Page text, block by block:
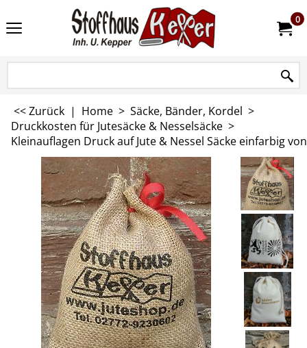
0
<< Zurück | Home > Säcke, Bänder, Kordel >
Druckkosten für Jutesäcke & Nesselsäcke >
Kleinauflagen Druck auf Jute & Nessel Säcke einfarbig